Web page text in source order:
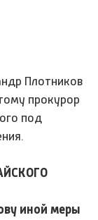
Плотников
прокурор
под
иной меры